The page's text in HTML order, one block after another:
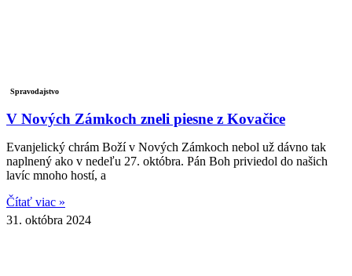
Spravodajstvo
V Nových Zámkoch zneli piesne z Kovačice
Evanjelický chrám Boží v Nových Zámkoch nebol už dávno tak
naplnený ako v nedeľu 27. októbra. Pán Boh priviedol do našich
lavíc mnoho hostí, a
Čítať viac »
31. októbra 2024